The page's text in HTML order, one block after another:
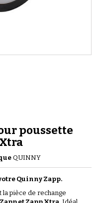
poussette
QUINNY
Quinny Zapp.
la pièce de rechange